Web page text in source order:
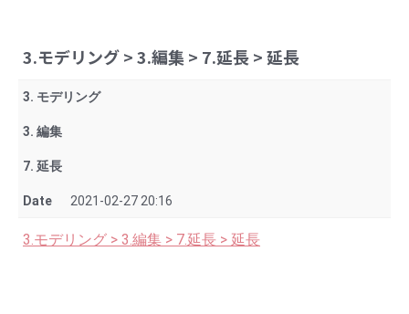
3.モデリング > 3.編集 > 7.延長 > 延長
3. モデリング
3. 編集
7. 延長
Date 2021-02-27 20:16
3.モデリング > 3.編集 > 7.延長 > 延長